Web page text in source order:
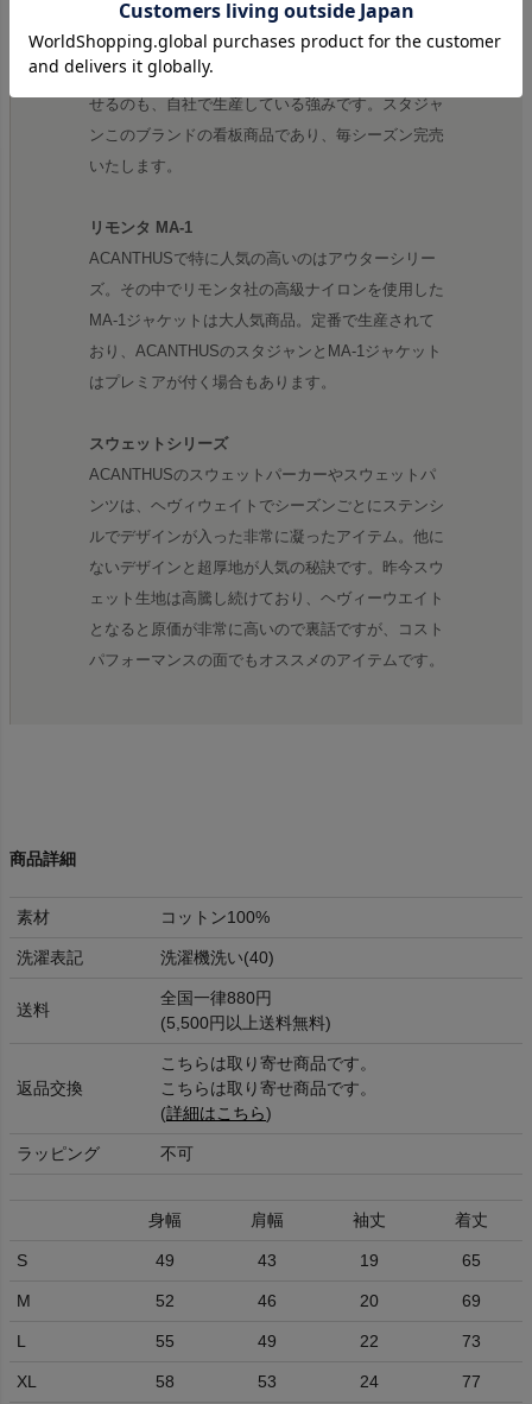
数々の有名ブランドのレザーをACANTHUSは手掛
けており、他では13万円を超える価格になってし
まうスタジャンも、同等のクオリティで8万円で出
せるのも、自社で生産している強みです。スタジャ
ンこのブランドの看板商品であり、毎シーズン完売
いたします。
リモンタ MA-1
ACANTHUSで特に人気の高いのはアウターシリー
ズ。その中でリモンタ社の高級ナイロンを使用した
MA-1ジャケットは大人気商品。定番で生産されて
おり、ACANTHUSのスタジャンとMA-1ジャケット
はプレミアが付く場合もあります。
スウェットシリーズ
ACANTHUSのスウェットパーカーやスウェットパ
ンツは、ヘヴィウェイトでシーズンごとにステンシ
ルでデザインが入った非常に凝ったアイテム。他に
ないデザインと超厚地が人気の秘訣です。昨今スウ
ェット生地は高騰し続けており、ヘヴィーウエイト
となると原価が非常に高いので裏話ですが、コスト
パフォーマンスの面でもオススメのアイテムです。
商品詳細
素材 コットン100%
洗濯表記 洗濯機洗い(40)
送料
全国一律880円
(5,500円以上送料無料)
返品交換
こちらは取り寄せ商品です。
こちらは取り寄せ商品です。
(詳細はこちら)
ラッピング 不可
身幅 肩幅 袖丈 着丈
S 49 43 19 65
M 52 46 20 69
L 55 49 22 73
XL 58 53 24 77